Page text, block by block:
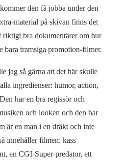
den få jobba under den
material på skivan finns det
riktigt bra dokumentärer om hur
bara tramsiga promotion-filmer.
jag så gärna att det här skulle
ingredienser: humor, action,
har en bra regissör och
och looken och den har
är en man i en dräkt och inte
innehåller filmen: kass
en CGI-Super-predator, ett